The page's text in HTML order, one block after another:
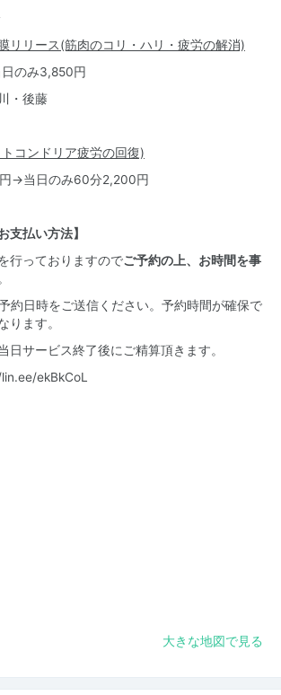
リリース(筋肉のコリ・ハリ・疲労の解消)
のみ3,850円
・後藤
コンドリア疲労の回復)
円→当日のみ60分2,200円
支払い方法】
行っておりますのでご予約の上、お時間を事
約日時をご送信ください。予約時間が確保で
ります。
日サービス終了後にご精算頂きます。
ekBkCoL
大きな地図で見る